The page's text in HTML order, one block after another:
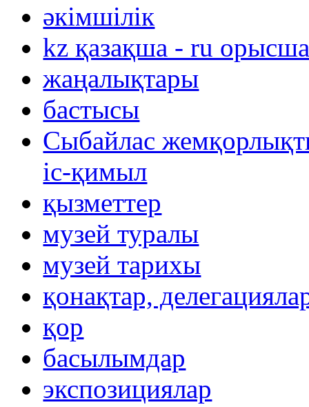
әкімшілік
kz қазақша - ru
жаңалықтары
бастысы
Сыбайлас
іс-қимыл
қызметтер
музей туралы
музей тарихы
қонақтар,
қор
басылымдар
экспозициялар